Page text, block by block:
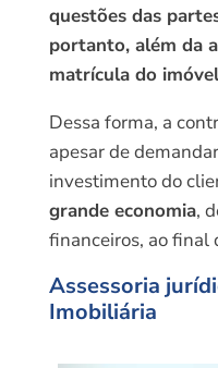
questões das
portanto, além da
matrícula do imóvel
Dessa forma, a
apesar de
investimento do
grande economia,
financeiros, ao final
Assessoria
Imobiliária